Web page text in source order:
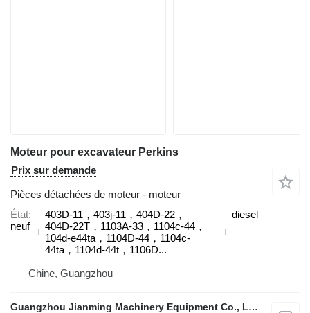
Moteur pour excavateur Perkins
Prix sur demande
Pièces détachées de moteur - moteur
État
neuf
403D-11，403j-11，404D‑22，
404D‑22T，1103A-33，1104c-44，
104d-e44ta，1104D-44，1104c-
44ta，1104d-44t，1106D...
diesel
Chine, Guangzhou
Guangzhou Jianming Machinery Equipment Co., Ltd.